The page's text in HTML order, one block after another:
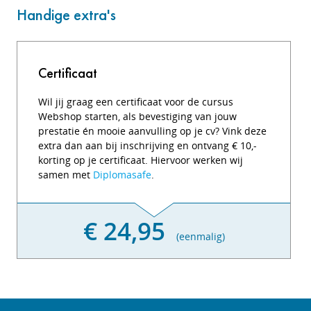
Handige extra's
Certificaat
Wil jij graag een certificaat voor de cursus
Webshop starten, als bevestiging van jouw
prestatie én mooie aanvulling op je cv? Vink deze
extra dan aan bij inschrijving en ontvang € 10,-
korting op je certificaat. Hiervoor werken wij
samen met Diplomasafe.
€ 24,95 (eenmalig)